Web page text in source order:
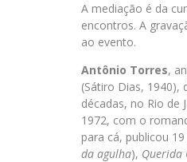
A mediação é da
encontros. A
ao evento.
Antônio Torres,
(Sátiro Dias, 1940),
décadas, no Rio de
1972, com o
para cá, publicou
da agulha), Querida